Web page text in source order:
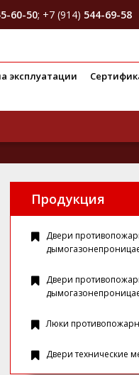
60-50; +7 (914) 544-69-58
эксплуатации
Продукция
Двери
Двери
Люки
Двери технические